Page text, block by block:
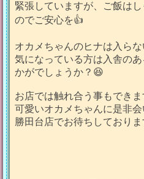
緊張していますが、ご飯は
のでご安心を👍
オカメちゃんのヒナは入ら
気になっている方は入舎の
かがでしょうか？😆
お店では触れ合う事もできま
可愛いオカメちゃんに是非
勝田台店でお待ちしており